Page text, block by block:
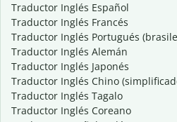
Traductor Inglés Español
Traductor Inglés Francés
Traductor Inglés Portugués
Traductor Inglés Alemán
Traductor Inglés Japonés
Traductor Inglés Chino
Traductor Inglés Tagalo
Traductor Inglés Coreano